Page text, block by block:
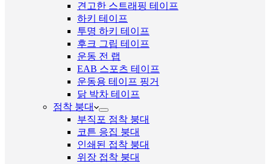
견고한 스트래핑 테이프
하키 테이프
투명 하키 테이프
후크 그립 테이프
운동 전 랩
EAB 스포츠 테이프
운동용 테이프 핑거
닭 박차 테이프
점착 붕대
부직포 점착 붕대
코튼 응집 붕대
인쇄된 접착 붕대
위장 접착 붕대